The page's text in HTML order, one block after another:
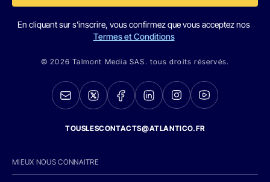
En cliquant sur s'inscrire, vous confirmez que vous acceptez nos
Termes et Conditions
© 2026 Talmont Media SAS. tous droits réservés.
TOUSLESCONTACTS@ATLANTICO.FR
MIEUX NOUS CONNAITRE